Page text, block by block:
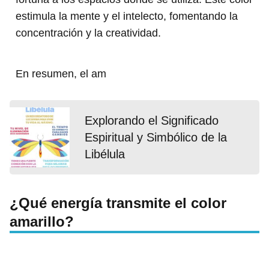
estimula la mente y el intelecto, fomentando la
concentración y la creatividad.
En resumen, el am
Explorando el Significado
Espiritual y Simbólico de la
Libélula
¿Qué energía transmite el color
amarillo?